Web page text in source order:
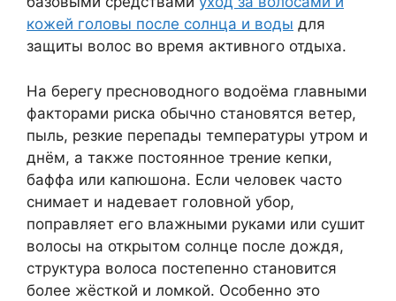
кожей головы после солнца и воды для
защиты волос во время активного отдыха.
На берегу пресноводного водоёма главными
факторами риска обычно становятся ветер,
пыль, резкие перепады температуры утром и
днём, а также постоянное трение кепки,
баффа или капюшона. Если человек часто
снимает и надевает головной убор,
поправляет его влажными руками или сушит
волосы на открытом солнце после дождя,
структура волоса постепенно становится
более жёсткой и ломкой. Особенно это